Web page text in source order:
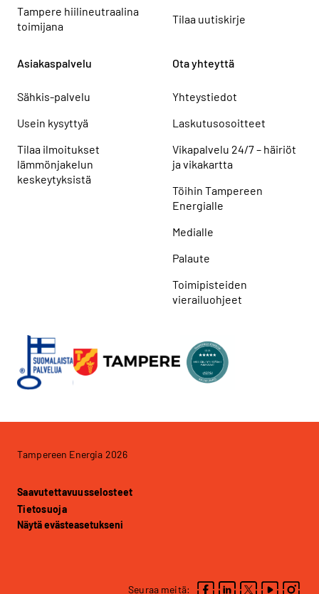
Tampere hiilineutraalina
toimijana
Tilaa uutiskirje
Asiakaspalvelu
Sähkis-palvelu
Usein kysyttyä
Tilaa ilmoitukset
lämmönjakelun
keskeytyksistä
Ota yhteyttä
Yhteystiedot
Laskutusosoitteet
Vikapalvelu 24/7 – häiriöt
ja vikakartta
Töihin Tampereen
Energialle
Medialle
Palaute
Toimipisteiden
vierailuohjeet
Tampereen Energia 2026
Saavutettavuusselosteet
Tietosuoja
Näytä evästeasetukseni
Seuraa meitä: